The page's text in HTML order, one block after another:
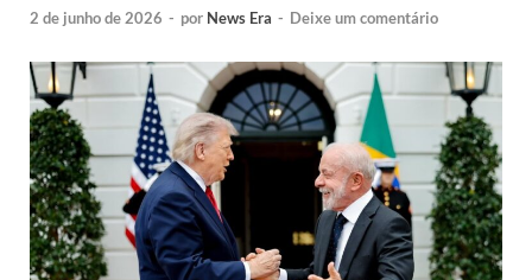
2 de junho de 2026 - por News Era - Deixe um comentário